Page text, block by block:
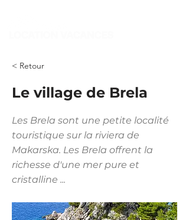
< Retour
Le village de Brela
Les Brela sont une petite localité
touristique sur la riviera de
Makarska. Les Brela offrent la
richesse d'une mer pure et
cristalline ...